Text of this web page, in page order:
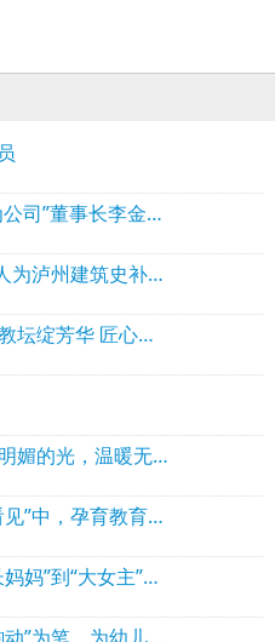
十八而志，谋划未来——“时为公司”董事长李金龙受邀参加第五届造价师节并分享经验
69岁，6年，27万字：退休老人为泸州建筑史补上珍贵拼图
教体“她”力量 | 胡元清： 躬耕教坛绽芳华 匠心培育结硕果
教体“她”力量 | 陈慧： 做一束明媚的光，温暖无数童年
教体“她”力量 | 罗玉兰： 在“看见”中，孕育教育的“幸福力”
教体“她”力量 | 刘莉： 从“园长妈妈”到“大女主”的温暖与果敢